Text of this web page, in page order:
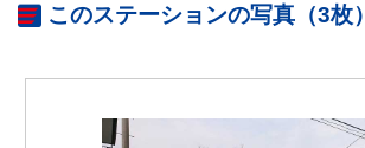
このステーションの写真（3枚）